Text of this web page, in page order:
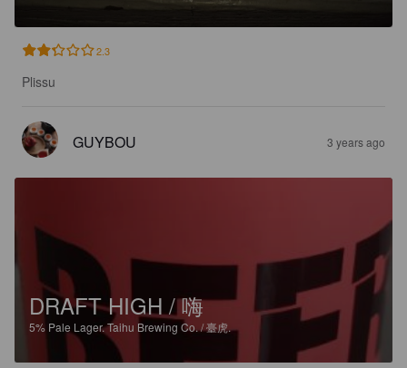
2.3
Plissu
GUYBOU 3 years ago
DRAFT HIGH / 嗨
5% Pale Lager.Taihu Brewing Co. / 臺虎.